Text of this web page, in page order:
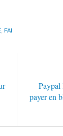
FAI
Paypal
payer en